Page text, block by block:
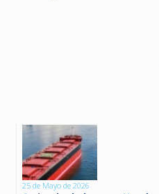
25 de Mayo de 2026